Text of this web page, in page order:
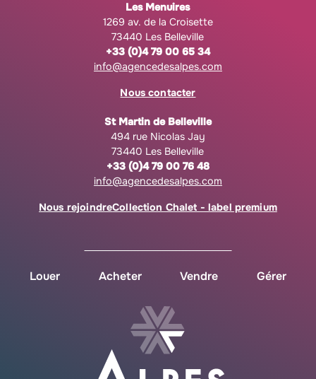
Les Menuires
1269 av. de la Croisette
73440 Les Belleville
+33 (0)4 79 00 65 34
info@agencedesalpes.com
Nous contacter
St Martin de Belleville
494 rue Nicolas Jay
73440 Les Belleville
+33 (0)4 79 00 76 48
info@agencedesalpes.com
Nous rejoindreCollection Chalet - label premium
Louer Acheter Vendre Gérer